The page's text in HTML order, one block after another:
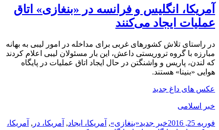
آمریکا، انگلیس و فرانسه در «بنغازی» اتاق
عملیات ایجاد می‌کنند
در راستای تلاش کشورهای غربی برای مداخله در امور لیبی به بهانه
مبارزه با گروه تروریستی داعش، این بار مسئولان لیبی اعلام کردند
که لندن، پاریس و واشنگتن در حال ایجاد اتاق عملیات در پایگاه
هوایی «بنینا» هستند.
عکس های داغ جدید
خبر اسلامی
ارسال
فوریه 25, 2016 نویسنده
دسته‌ها
خبر جدیدبرچسب‌ها
«بنغازی», آمریکا، ایجاد, آمریکا، در , آمریکا،